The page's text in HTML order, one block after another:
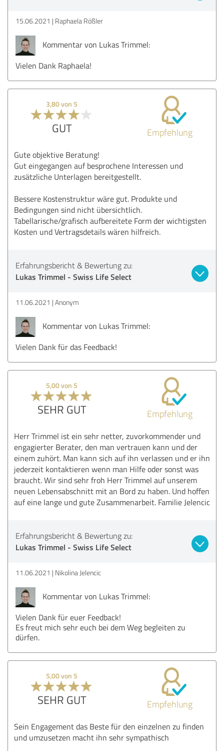
15.06.2021 Raphaela Rößler
Kommentar von Lukas Trimmel:
Vielen Dank Raphaela!
3,80 von 5
GUT Empfehlung
Gute objektive Beratung!
Gut eingegangen auf besprochene Interessen und
zusätzliche Unterlagen bereitgestellt.
Bessere Kostenstruktur wäre gut. Produkte und
Bedingungen sind nicht übersichtlich.
Tabellarische/grafisch aufbereitete Form der wichtigsten
Kosten und Vertragsdetails wären hilfreich.
Erfahrungsbericht & Bewertung zu:
Lukas Trimmel - Swiss Life Select
11.06.2021 Anonym
Kommentar von Lukas Trimmel:
Vielen Dank für das Feedback!
5,00 von 5
SEHR GUT Empfehlung
Herr Trimmel ist ein sehr netter, zuvorkommender und
engagierter Berater, den man vertrauen kann und der
einem zuhört. Man kann sich auf ihn verlassen und er ihn
jederzeit kontaktieren wenn man Hilfe oder sonst was
braucht. Wir sind sehr froh Herr Trimmel auf unserem
neuen Lebensabschnitt mit an Bord zu haben. Und hoffen
auf eine lange und gute Zusammenarbeit. Familie Jelencic
Erfahrungsbericht & Bewertung zu:
Lukas Trimmel - Swiss Life Select
11.06.2021 Nikolina Jelencic
Kommentar von Lukas Trimmel:
Vielen Dank für euer Feedback!
Es freut mich sehr euch bei dem Weg begleiten zu
dürfen.
5,00 von 5
SEHR GUT Empfehlung
Sein Engagement das Beste für den einzelnen zu finden
und umzusetzen macht ihn sehr sympathisch